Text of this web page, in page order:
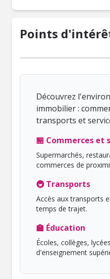
Points
Découvrez
immobilier :
transports et
🏪 Commerces et
Supermarchés,
commerces de
🚇 Transports
Accès aux transports
temps de trajet.
🏫 Éducation
Écoles, collèges,
d'enseignement